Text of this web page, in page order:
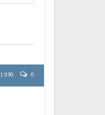
1 090 0